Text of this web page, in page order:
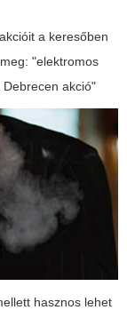
a keresőben
"elektromos
akció"
hasznos lehet